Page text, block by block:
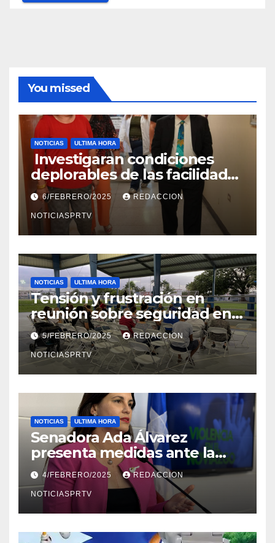
You missed
NOTICIAS ULTIMA HORA
Investigaran condiciones
deplorables de las facilidades
el Departamento de la Salud
en Mayagüez
6/FEBRERO/2025 REDACCION
NOTICIASPRTV
NOTICIAS ULTIMA HORA
Tensión y frustración en
reunión sobre seguridad en
Reparto Metropolitano
5/FEBRERO/2025 REDACCION
NOTICIASPRTV
NOTICIAS ULTIMA HORA
Senadora Ada Álvarez
presenta medidas ante la
violencia en el noviazgo
4/FEBRERO/2025 REDACCION
NOTICIASPRTV